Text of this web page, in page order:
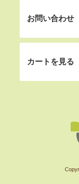
お問い合わせ
カートを見る